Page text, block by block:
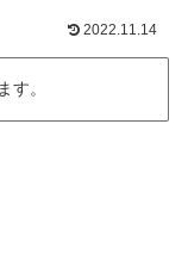
2022.11.14
す。